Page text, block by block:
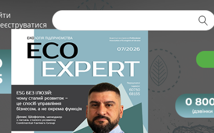
Пошукова форма